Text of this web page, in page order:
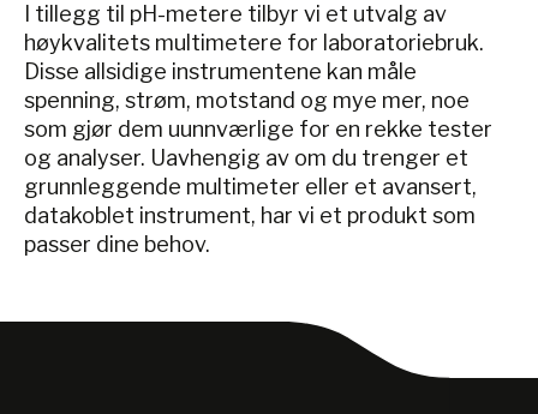
I tillegg til pH-metere tilbyr vi et utvalg av
høykvalitets multimetere for laboratoriebruk.
Disse allsidige instrumentene kan måle
spenning, strøm, motstand og mye mer, noe
som gjør dem uunnværlige for en rekke tester
og analyser. Uavhengig av om du trenger et
grunnleggende multimeter eller et avansert,
datakoblet instrument, har vi et produkt som
passer dine behov.